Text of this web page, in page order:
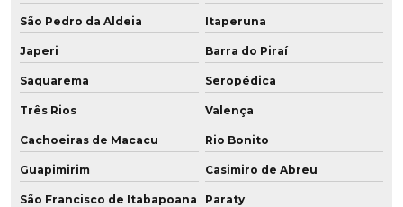
Fábrica de poliuretano
Fábrica de poliuretano aditivado
Fábrica de poliuretano com grafeno
Fábrica de poliuretano no brasil
Fábrica de poliuretano em sp
São Pedro da Aldeia Itaperuna
Japeri Barra do Piraí
Saquarema Seropédica
Três Rios Valença
Cachoeiras de Macacu Rio Bonito
Guapimirim Casimiro de Abreu
São Francisco de Itabapoana Paraty